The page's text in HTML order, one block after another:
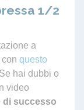
1/2
a
questo
hai dubbi o
video
di successo